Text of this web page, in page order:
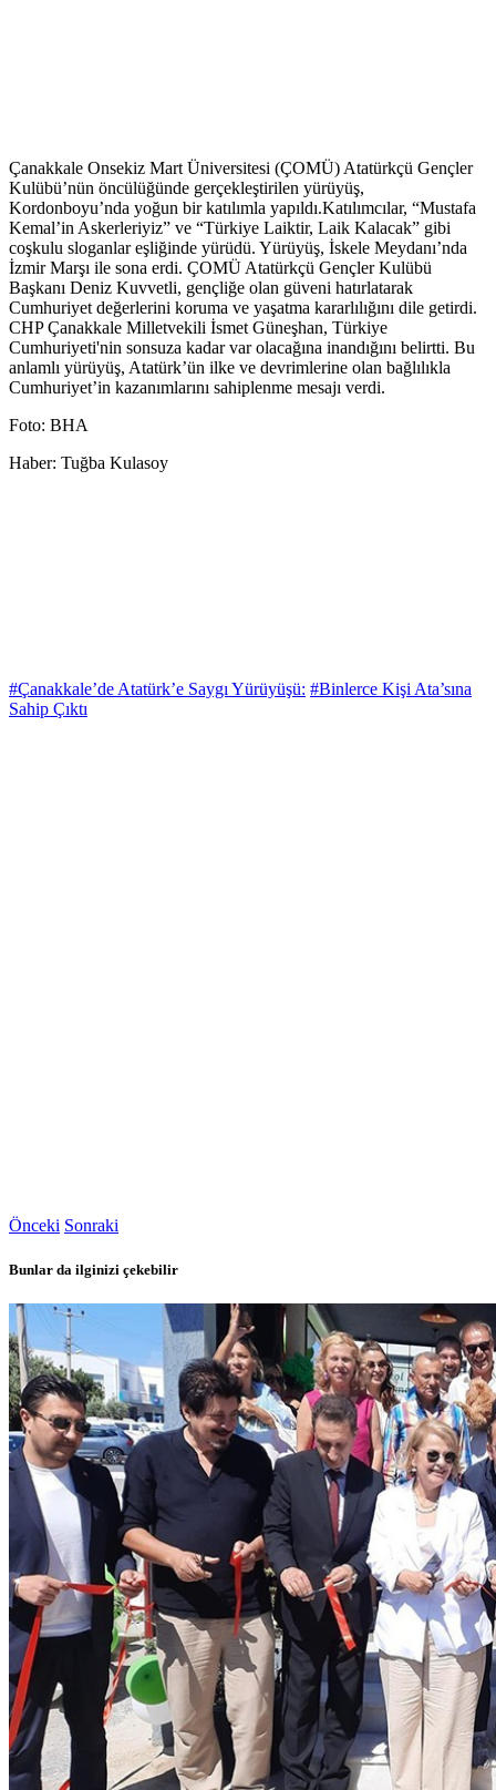
Çanakkale Onsekiz Mart Üniversitesi (ÇOMÜ) Atatürkçü Gençler
Kulübü’nün öncülüğünde gerçekleştirilen yürüyüş,
Kordonboyu’nda yoğun bir katılımla yapıldı.Katılımcılar, “Mustafa
Kemal’in Askerleriyiz” ve “Türkiye Laiktir, Laik Kalacak” gibi
coşkulu sloganlar eşliğinde yürüdü. Yürüyüş, İskele Meydanı’nda
İzmir Marşı ile sona erdi. ÇOMÜ Atatürkçü Gençler Kulübü
Başkanı Deniz Kuvvetli, gençliğe olan güveni hatırlatarak
Cumhuriyet değerlerini koruma ve yaşatma kararlılığını dile getirdi.
CHP Çanakkale Milletvekili İsmet Güneşhan, Türkiye
Cumhuriyeti'nin sonsuza kadar var olacağına inandığını belirtti. Bu
anlamlı yürüyüş, Atatürk’ün ilke ve devrimlerine olan bağlılıkla
Cumhuriyet’in kazanımlarını sahiplenme mesajı verdi.
Foto: BHA
Haber: Tuğba Kulasoy
#Çanakkale’de Atatürk’e Saygı Yürüyüşü: #Binlerce Kişi Ata’sına
Sahip Çıktı
Önceki Sonraki
Bunlar da ilginizi çekebilir